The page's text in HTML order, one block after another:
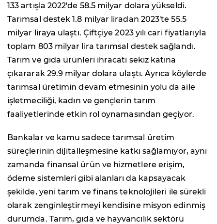
133 artışla 2022'de 58.5 milyar dolara yükseldi.
Tarımsal destek 1.8 milyar liradan 2023'te 55.5
milyar liraya ulaştı. Çiftçiye 2023 yılı cari fiyatlarıyla
toplam 803 milyar lira tarımsal destek sağlandı.
Tarım ve gıda ürünleri ihracatı sekiz katına
çıkararak 29.9 milyar dolara ulaştı. Ayrıca köylerde
tarımsal üretimin devam etmesinin yolu da aile
işletmeciliği, kadın ve gençlerin tarım
faaliyetlerinde etkin rol oynamasından geçiyor.
Bankalar ve kamu sadece tarımsal üretim
süreçlerinin dijitalleşmesine katkı sağlamıyor, aynı
zamanda finansal ürün ve hizmetlere erişim,
ödeme sistemleri gibi alanları da kapsayacak
şekilde, yeni tarım ve finans teknolojileri ile sürekli
olarak zenginleştirmeyi kendisine misyon edinmiş
durumda. Tarım, gıda ve hayvancılık sektörü